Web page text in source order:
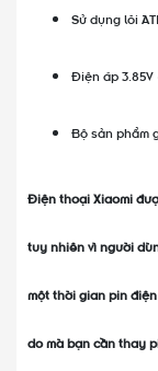
Sử dụng lõi
Điện áp 3.85V
Bộ sản phẩm
Điện thoại Xiaomi
tuy nhiên vì người
một thời gian pin
do mà bạn cần thay